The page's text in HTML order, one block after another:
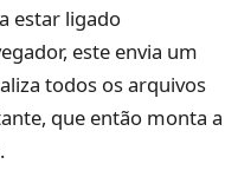
estar ligado
este envia um
todos os arquivos
que então monta a